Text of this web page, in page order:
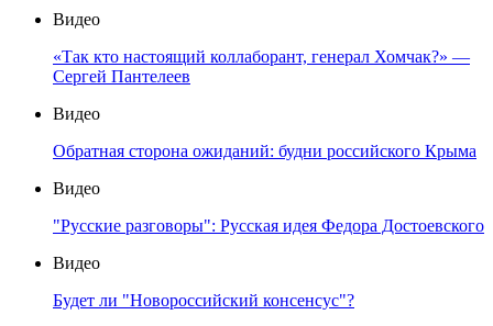
Видео
«Так кто настоящий коллаборант, генерал Хомчак?» —
Сергей Пантелеев
Видео
Обратная сторона ожиданий: будни российского Крыма
Видео
"Русские разговоры": Русская идея Федора Достоевского
Видео
Будет ли "Новороссийский консенсус"?